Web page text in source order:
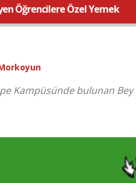
Öğrencilere Özel Yemek
Kampüsünde bulunan